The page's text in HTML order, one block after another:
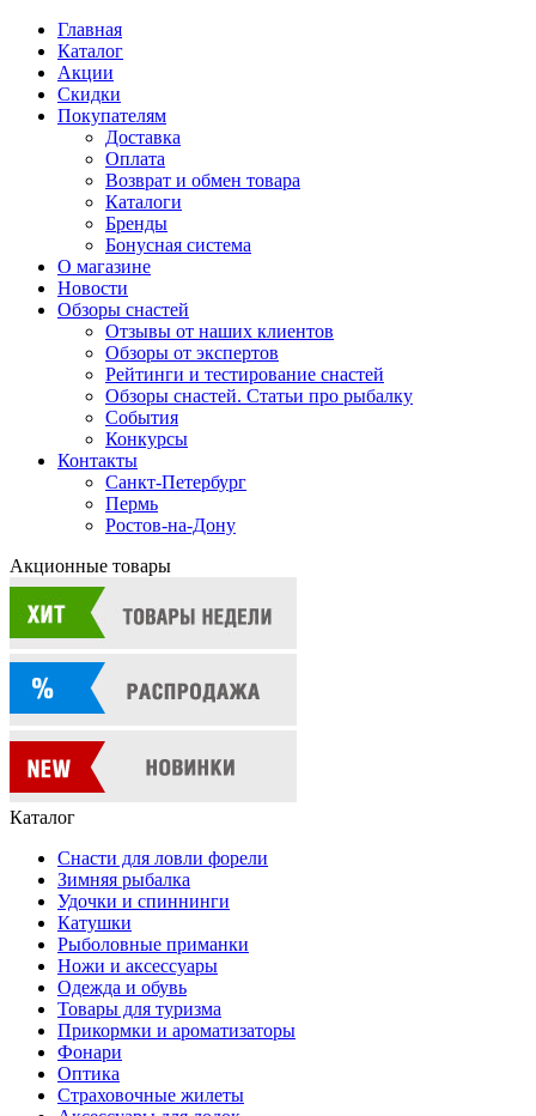
Главная
Каталог
Акции
Скидки
Покупателям
Доставка
Оплата
Возврат и обмен товара
Каталоги
Бренды
Бонусная система
О магазине
Новости
Обзоры снастей
Отзывы от наших клиентов
Обзоры от экспертов
Рейтинги и тестирование снастей
Обзоры снастей. Статьи про рыбалку
События
Конкурсы
Контакты
Санкт-Петербург
Пермь
Ростов-на-Дону
Акционные товары
Каталог
Снасти для ловли форели
Зимняя рыбалка
Удочки и спиннинги
Катушки
Рыболовные приманки
Ножи и аксессуары
Одежда и обувь
Товары для туризма
Прикормки и ароматизаторы
Фонари
Оптика
Страховочные жилеты